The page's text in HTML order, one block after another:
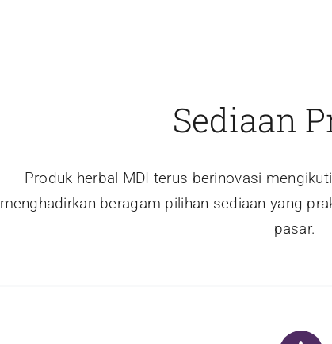
Sediaan
Produk herbal MDI terus berinovasi
menghadirkan beragam pilihan sediaan yang
pasar.